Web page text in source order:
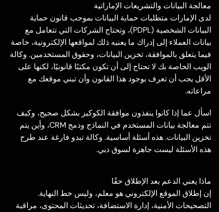
معالجة البيانات والتشريعات الإماراتية
لدى الإمارات متطلبات حماية البيانات بموجب قانون حماية
البيانات الشخصية (PDPL)، وتحتاج الشركات التي تتعامل مع
بيانات العملاء إلى إدراك ما يعنيه ذلك لمواقعها الإلكترونية، خاصة
فيما يتعلق بالموافقة، تخزين البيانات، وحقوق المستخدمين. وكالة
الويب الخاصة بك لا تحتاج إلى أن تكون مكتبًا قانونيًا، لكنها على
الأقل يجب أن تعرف بوجود هذا القانون وأن تبني موقعك مع
مراعاته.
اسأل عما إذا كانوا ينفذون موافقة الكوكيز بشكل صحيح، وكيف
تتم معالجة بيانات المستخدم في النماذج ودمج CRM، وأين يتم
تخزين البيانات. هذه أسئلة أساسية. وكالة تبدو فارغة عند طرح
هذه الأسئلة ليست جاهزة لسوق دبي.
ماذا يعني الدعم بعد الإطلاق حقًا
إن إطلاق الموقع الإلكتروني هو معلم، وليس خط النهاية.
التصحيحات الأمنية، إدارة الاستضافة، تحديثات المحتوى، مراقبة